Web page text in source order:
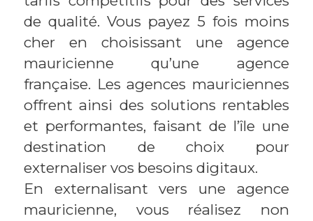
de qualité. Vous payez 5 fois moins
cher en choisissant une agence
mauricienne qu’une agence
française. Les agences mauriciennes
offrent ainsi des solutions rentables
et performantes, faisant de l’île une
destination de choix pour
externaliser vos besoins digitaux.
En externalisant vers une agence
mauricienne, vous réalisez non